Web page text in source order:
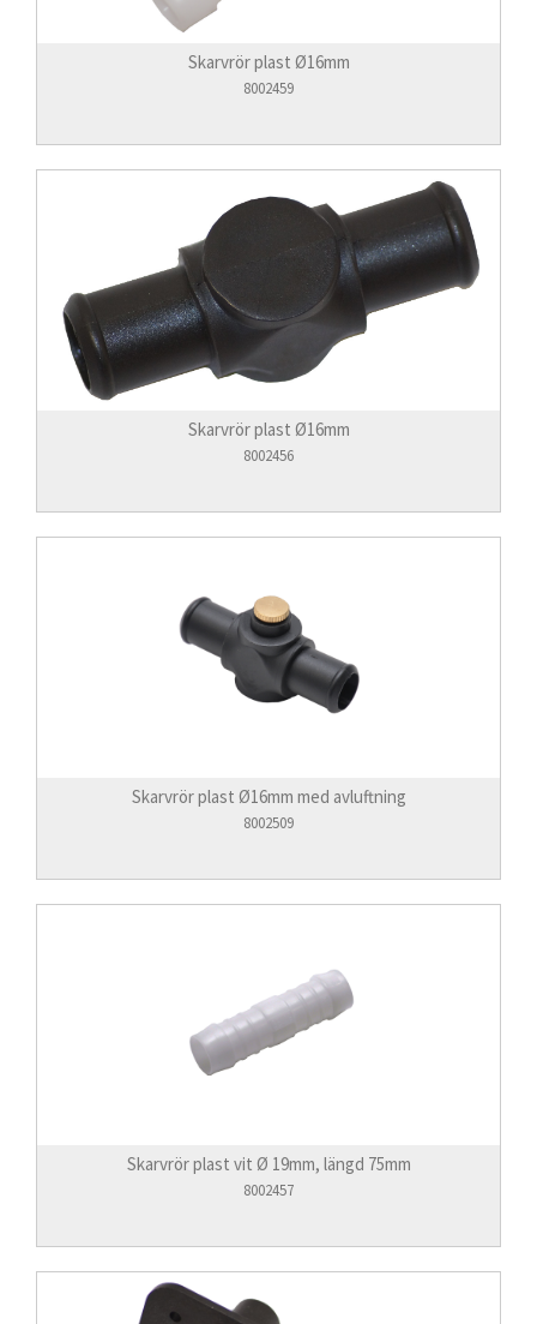
Skarvrör plast Ø16mm
8002459
Skarvrör plast Ø16mm
8002456
Skarvrör plast Ø16mm med avluftning
8002509
Skarvrör plast vit Ø 19mm, längd 75mm
8002457